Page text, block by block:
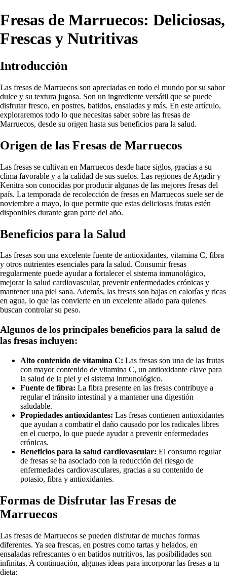
Fresas de Marruecos: Deliciosas,
Frescas y Nutritivas
Introducción
Las fresas de Marruecos son apreciadas en todo el mundo por su sabor
dulce y su textura jugosa. Son un ingrediente versátil que se puede
disfrutar fresco, en postres, batidos, ensaladas y más. En este artículo,
exploraremos todo lo que necesitas saber sobre las fresas de
Marruecos, desde su origen hasta sus beneficios para la salud.
Origen de las Fresas de Marruecos
Las fresas se cultivan en Marruecos desde hace siglos, gracias a su
clima favorable y a la calidad de sus suelos. Las regiones de Agadir y
Kenitra son conocidas por producir algunas de las mejores fresas del
país. La temporada de recolección de fresas en Marruecos suele ser de
noviembre a mayo, lo que permite que estas deliciosas frutas estén
disponibles durante gran parte del año.
Beneficios para la Salud
Las fresas son una excelente fuente de antioxidantes, vitamina C, fibra
y otros nutrientes esenciales para la salud. Consumir fresas
regularmente puede ayudar a fortalecer el sistema inmunológico,
mejorar la salud cardiovascular, prevenir enfermedades crónicas y
mantener una piel sana. Además, las fresas son bajas en calorías y ricas
en agua, lo que las convierte en un excelente aliado para quienes
buscan controlar su peso.
Algunos de los principales beneficios para la salud de
las fresas incluyen:
Alto contenido de vitamina C: Las fresas son una de las frutas
con mayor contenido de vitamina C, un antioxidante clave para
la salud de la piel y el sistema inmunológico.
Fuente de fibra: La fibra presente en las fresas contribuye a
regular el tránsito intestinal y a mantener una digestión
saludable.
Propiedades antioxidantes: Las fresas contienen antioxidantes
que ayudan a combatir el daño causado por los radicales libres
en el cuerpo, lo que puede ayudar a prevenir enfermedades
crónicas.
Beneficios para la salud cardiovascular: El consumo regular
de fresas se ha asociado con la reducción del riesgo de
enfermedades cardiovasculares, gracias a su contenido de
potasio, fibra y antioxidantes.
Formas de Disfrutar las Fresas de
Marruecos
Las fresas de Marruecos se pueden disfrutar de muchas formas
diferentes. Ya sea frescas, en postres como tartas y helados, en
ensaladas refrescantes o en batidos nutritivos, las posibilidades son
infinitas. A continuación, algunas ideas para incorporar las fresas a tu
dieta: